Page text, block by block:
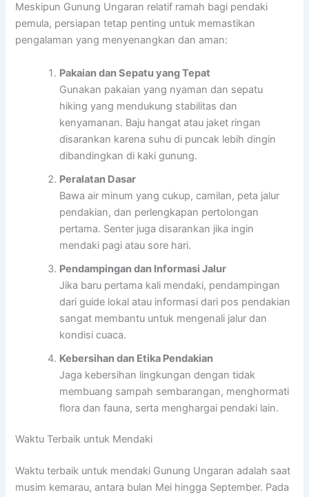
Meskipun Gunung Ungaran relatif ramah bagi pendaki
pemula, persiapan tetap penting untuk memastikan
pengalaman yang menyenangkan dan aman:
Pakaian dan Sepatu yang Tepat
Gunakan pakaian yang nyaman dan sepatu
hiking yang mendukung stabilitas dan
kenyamanan. Baju hangat atau jaket ringan
disarankan karena suhu di puncak lebih dingin
dibandingkan di kaki gunung.
Peralatan Dasar
Bawa air minum yang cukup, camilan, peta jalur
pendakian, dan perlengkapan pertolongan
pertama. Senter juga disarankan jika ingin
mendaki pagi atau sore hari.
Pendampingan dan Informasi Jalur
Jika baru pertama kali mendaki, pendampingan
dari guide lokal atau informasi dari pos pendakian
sangat membantu untuk mengenali jalur dan
kondisi cuaca.
Kebersihan dan Etika Pendakian
Jaga kebersihan lingkungan dengan tidak
membuang sampah sembarangan, menghormati
flora dan fauna, serta menghargai pendaki lain.
Waktu Terbaik untuk Mendaki
Waktu terbaik untuk mendaki Gunung Ungaran adalah saat
musim kemarau, antara bulan Mei hingga September. Pada